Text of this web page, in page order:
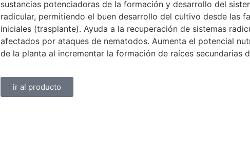
sustancias potenciadoras de la formación y desarrollo del
radicular, permitiendo el buen desarrollo del cultivo desde las
iniciales (trasplante). Ayuda a la recuperación de sistemas
afectados por ataques de nematodos. Aumenta el potencial
de la planta al incrementar la formación de raíces secundarias
ir al producto